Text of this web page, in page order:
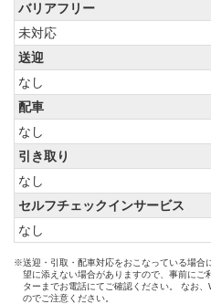
バリアフリー
未対応
送迎
なし
配車
なし
引き取り
なし
セルフチェックインサービス
なし
※送迎・引取・配車対応をおこなっている場合
望に添えない場合がありますので、事前にご
ターまでお電話にてご確認ください。 なお
のでご注意ください。